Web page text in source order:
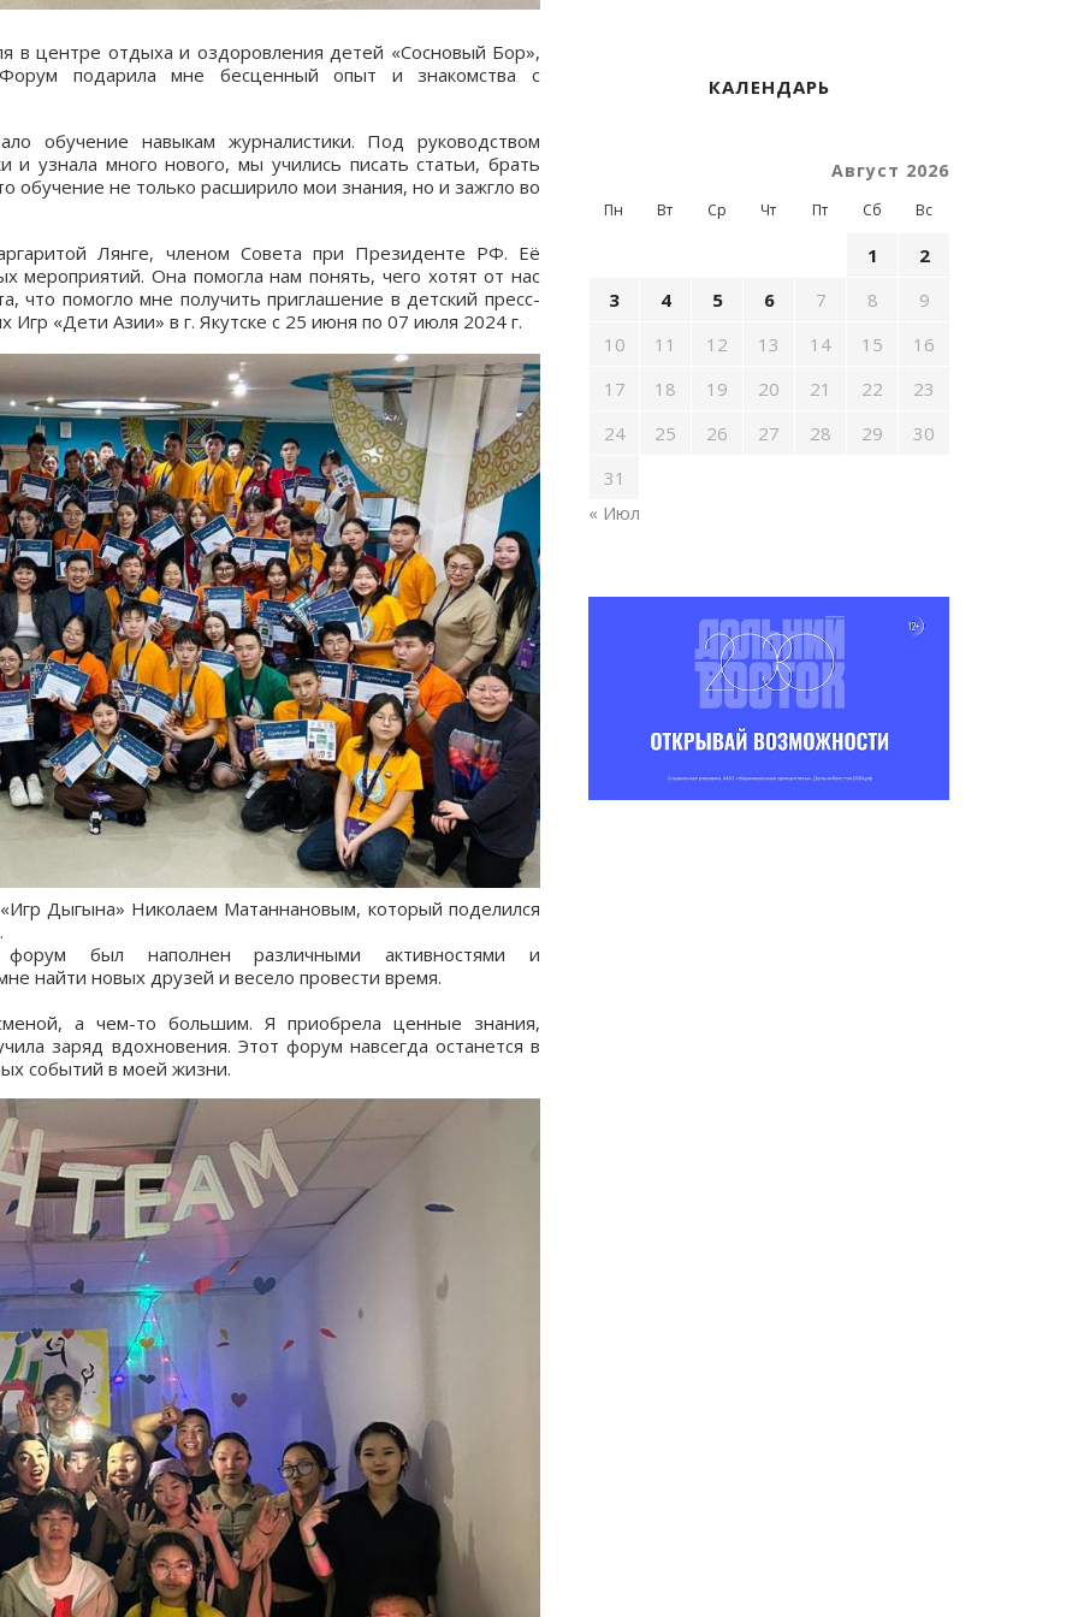
в центре отдыха и оздоровления детей «Сосновый Бор»,
подарила мне бесценный опыт и знакомства с
обучение навыкам журналистики. Под руководством
и узнала много нового, мы учились писать статьи, брать
обучение не только расширило мои знания, но и зажгло во
Лянге, членом Совета при Президенте РФ. Её
мероприятий. Она помогла нам понять, чего хотят от нас
что помогло мне получить приглашение в детский пресс-
«Дети Азии» в г. Якутске с 25 июня по 07 июля 2024 г.
«Игр Дыгына» Николаем Матаннановым, который поделился
форум был наполнен различными активностями и
найти новых друзей и весело провести время.
а чем-то большим. Я приобрела ценные знания,
заряд вдохновения. Этот форум навсегда останется в
событий в моей жизни.
КАЛЕНДАРЬ
Август 2026
Пн Вт Ср Чт Пт Сб Вс
1
2
3
4 5 6 7 8
9
10
11 12 13 14 15
16
17
18 19 20 21 22
23
24
25 26 27 28 29
30
31
« Июл